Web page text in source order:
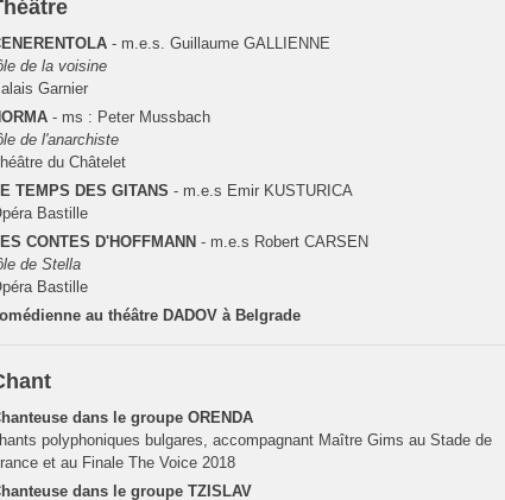
- m.e.s. Guillaume GALLIENNE
de la voisine
Garnier
- ms : Peter Mussbach
de l'anarchiste
du Châtelet
TEMPS DES GITANS - m.e.s Emir KUSTURICA
Bastille
CONTES D'HOFFMANN - m.e.s Robert CARSEN
de Stella
Bastille
au théâtre DADOV à Belgrade
dans le groupe ORENDA
polyphoniques bulgares, accompagnant Maître Gims au Stade de
et au Finale The Voice 2018
dans le groupe TZISLAV